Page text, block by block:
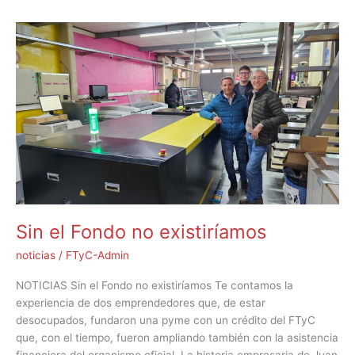
Sin el Fondo no existiríamos
noticias / FTyC-Admin
NOTICIAS Sin el Fondo no existiríamos Te contamos la
experiencia de dos emprendedores que, de estar
desocupados, fundaron una pyme con un crédito del FTyC
que, con el tiempo, fueron ampliando también con la asistencia
Sin
el
Fondo
existiríamos